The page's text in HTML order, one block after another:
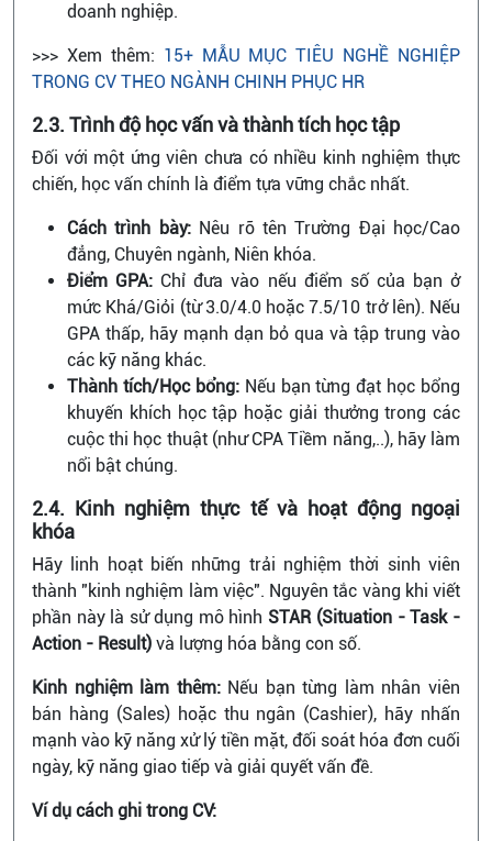
doanh nghiệp.
>>> Xem thêm: 15+ MẪU MỤC TIÊU NGHỀ NGHIỆP
TRONG CV THEO NGÀNH CHINH PHỤC HR
2.3. Trình độ học vấn và thành tích học tập
Đối với một ứng viên chưa có nhiều kinh nghiệm thực
chiến, học vấn chính là điểm tựa vững chắc nhất.
Cách trình bày:Nêu rõ tên Trường Đại học/Cao
đẳng, Chuyên ngành, Niên khóa.
Điểm GPA: Chỉ đưa vào nếu điểm số của bạn ở
mức Khá/Giỏi (từ 3.0/4.0 hoặc 7.5/10 trở lên). Nếu
GPA thấp, hãy mạnh dạn bỏ qua và tập trung vào
các kỹ năng khác.
Thành tích/Học bổng:Nếu bạn từng đạt học bổng
khuyến khích học tập hoặc giải thưởng trong các
cuộc thi học thuật (như CPA Tiềm năng,..), hãy làm
nổi bật chúng.
2.4. Kinh nghiệm thực tế và hoạt động ngoại
khóa
Hãy linh hoạt biến những trải nghiệm thời sinh viên
thành "kinh nghiệm làm việc". Nguyên tắc vàng khi viết
phần này là sử dụng mô hình STAR (Situation - Task -
Action - Result) và lượng hóa bằng con số.
Kinh nghiệm làm thêm:Nếu bạn từng làm nhân viên
bán hàng (Sales) hoặc thu ngân (Cashier), hãy nhấn
mạnh vào kỹ năng xử lý tiền mặt, đối soát hóa đơn cuối
ngày, kỹ năng giao tiếp và giải quyết vấn đề.
Ví dụ cách ghi trong CV: